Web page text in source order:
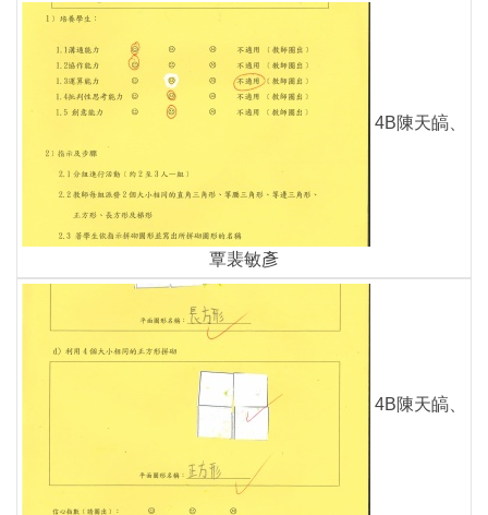
4B陳天皜、
覃裴敏彥
4B陳天皜、